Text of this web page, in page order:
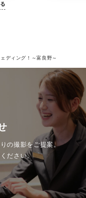
ン
ディング！～富良野～
の撮影をご提案。
ださい。